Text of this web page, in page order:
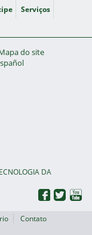
Serviços
do site
DA
Contato